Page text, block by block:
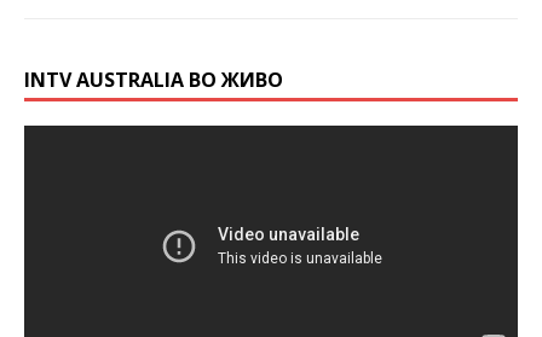
INTV AUSTRALIA ВО ЖИВО